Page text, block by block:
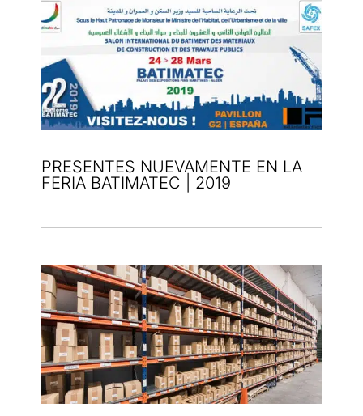
PRESENTES NUEVAMENTE EN LA
FERIA BATIMATEC | 2019